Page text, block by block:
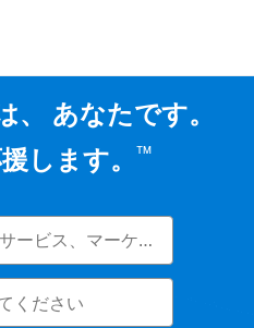
、 あなたです。
します。
™